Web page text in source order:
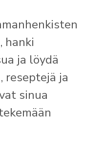
hanki
ja löydä
reseptejä ja
sinua